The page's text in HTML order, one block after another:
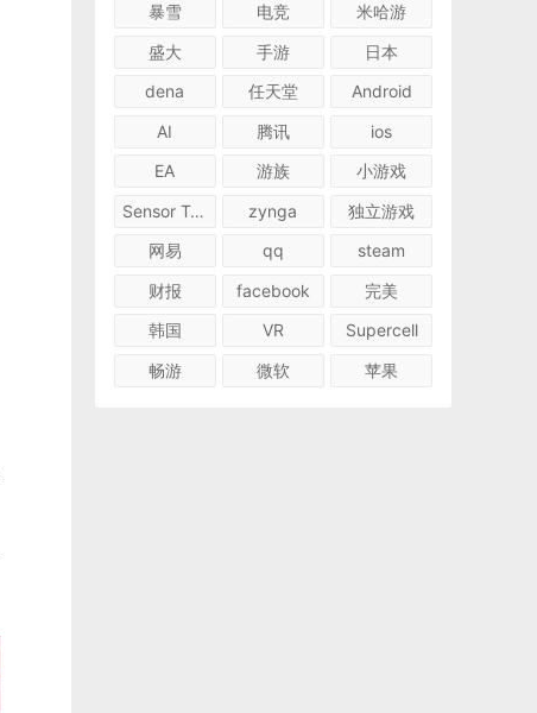
暴雪 电竞
米哈游
盛大
手游
日本
dena
任天堂
Android
AI
腾讯
ios
EA
游族
小游戏
Sensor Tower
zynga
独立游戏
网易
qq
steam
财报
facebook
完美
韩国
VR
Supercell
畅游
微软 苹果